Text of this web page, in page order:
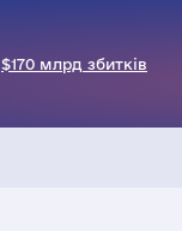
$170 млрд збитків